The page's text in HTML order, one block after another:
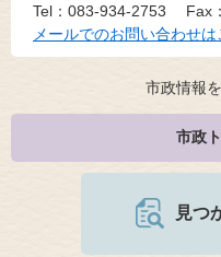
Tel：083-934-2753
Fax
メールでのお問い合わせは
市政情報
市政
見つ